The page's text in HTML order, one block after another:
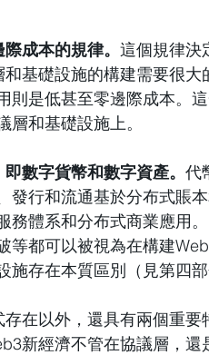
成本的規律。 這個規律決
基礎設施的構建需要很
則是低甚至零邊際成本。
和基礎設施上。
數字貨幣和數字資產。 代
發行和流通基於分布式賬
務體系和分布式商業應用
等都可以被視為在構建
存在本質區別（見第四部
在以外，還具有兩個重要
新經濟不管在協議層，還